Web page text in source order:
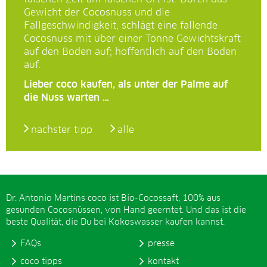
Gewicht der Cocosnuss und die
Fallgeschwindigkeit, schlägt eine fallende
Cocosnuss mit über einer Tonne Gewichtskraft
auf den Boden auf; hoffentlich auf den Boden
auf.
Lieber coco kaufen, als unter der Palme auf
die Nuss warten …
nächster tipp alle
Dr. Antonio Martins coco ist Bio-Cocossaft, 100% aus
gesunden Cocosnüssen, von Hand geerntet. Und das ist die
beste Qualität, die Du bei Kokoswasser kaufen kannst.
FAQs
coco tipps
presse
kontakt